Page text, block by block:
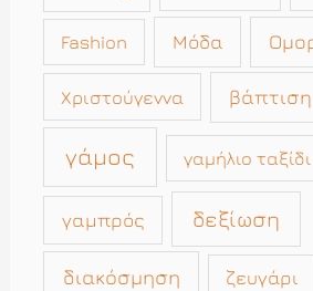
Fashion Μόδα
Χριστούγεννα βάπτιση
γάμος γαμήλιο ταξίδι
γαμπρός δεξίωση
διακόσμηση ζευγάρι